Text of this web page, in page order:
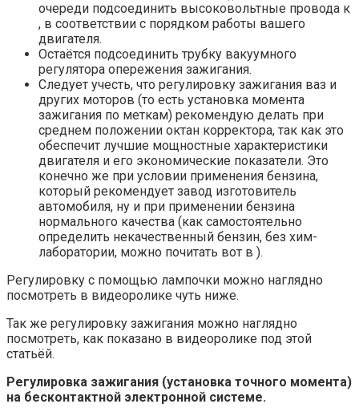
очереди подсоединить высоковольтные провода к
, в соответствии с порядком работы вашего
двигателя.
Остаётся подсоединить трубку вакуумного
регулятора опережения зажигания.
Следует учесть, что регулировку зажигания ваз и
других моторов (то есть установка момента
зажигания по меткам) рекомендую делать при
среднем положении октан корректора, так как это
обеспечит лучшие мощностные характеристики
двигателя и его экономические показатели. Это
конечно же при условии применения бензина,
который рекомендует завод изготовитель
автомобиля, ну и при применении бензина
нормального качества (как самостоятельно
определить некачественный бензин, без хим-
лаборатории, можно почитать вот в ).
Регулировку с помощью лампочки можно наглядно
посмотреть в видеоролике чуть ниже.
Так же регулировку зажигания можно наглядно
посмотреть, как показано в видеоролике под этой
статьёй.
Регулировка зажигания (установка точного момента)
на бесконтактной электронной системе.